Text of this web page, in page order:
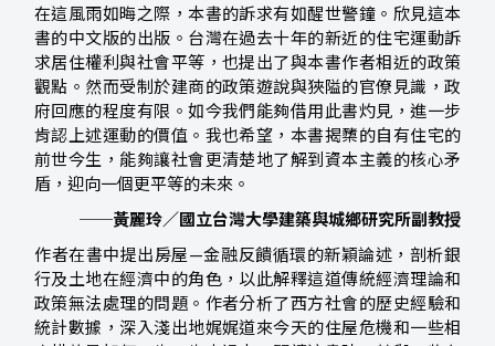
在這風雨如晦之際，本書的訴求有如醒世警鐘。欣見這本
書的中文版的出版。台灣在過去十年的新近的住宅運動訴
求居住權利與社會平等，也提出了與本書作者相近的政策
觀點。然而受制於建商的政策遊說與狹隘的官僚見識，政
府回應的程度有限。如今我們能夠借用此書灼見，進一步
肯認上述運動的價值。我也希望，本書揭櫫的自有住宅的
前世今生，能夠讓社會更清楚地了解到資本主義的核心矛
盾，迎向一個更平等的未來。
──黃麗玲／國立台灣大學建築與城鄉研究所副教授
作者在書中提出房屋—金融反饋循環的新穎論述，剖析銀
行及土地在經濟中的角色，以此解釋這道傳統經濟理論和
政策無法處理的問題。作者分析了西方社會的歷史經驗和
統計數據，深入淺出地娓娓道來今天的住屋危機和一些相